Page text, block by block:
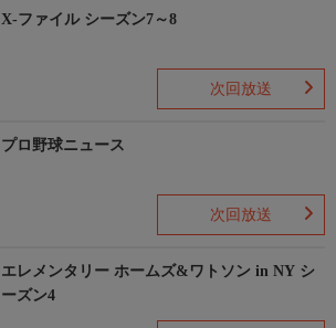
X-ファイル シーズン7～8
次回放送
プロ野球ニュース
次回放送
エレメンタリー ホームズ&ワトソン in NY シ
ーズン4